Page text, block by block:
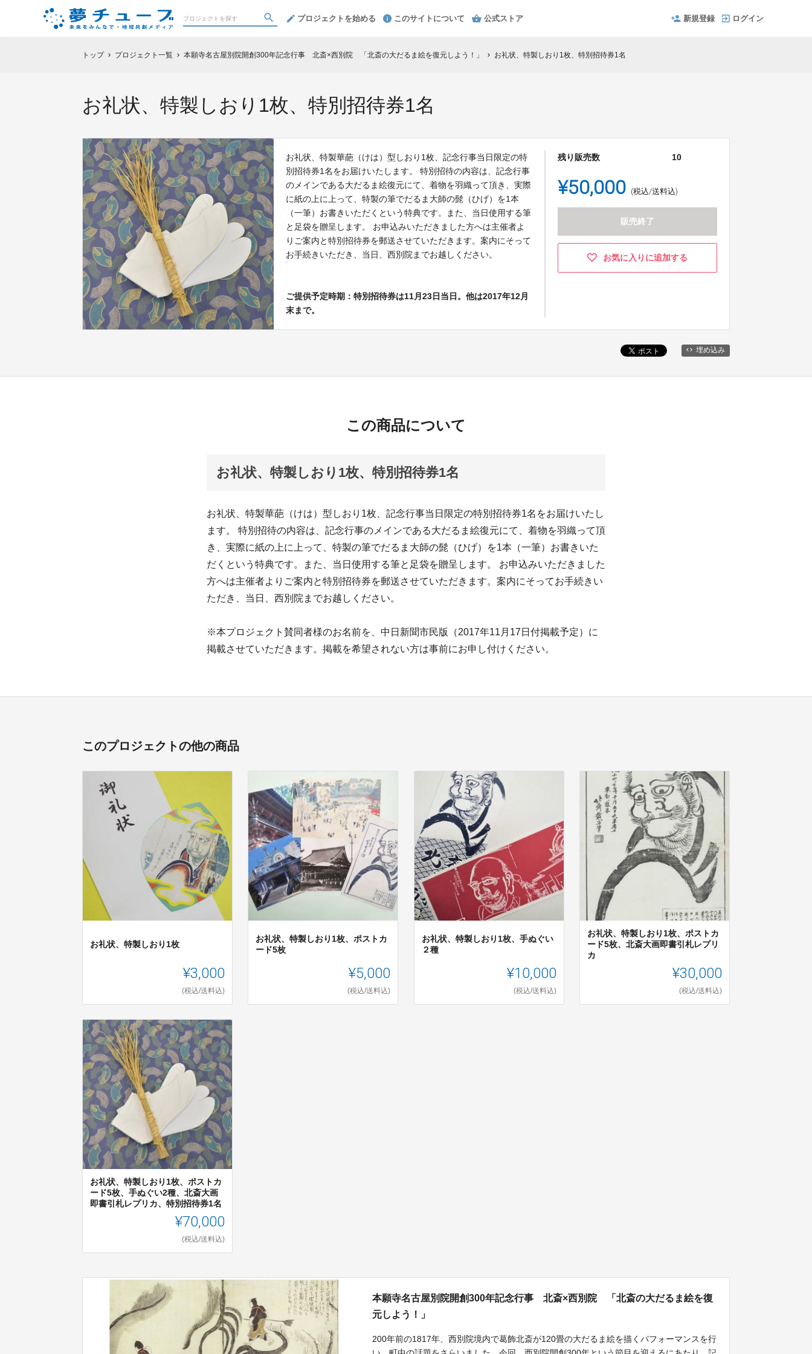
プロジェクトを始める このサイトについて 公式ストア 新規登録 ログイン
トップ chevron_right プロジェクト一覧 chevron_right 本願寺名古屋別院開創300年記念行事 北斎×西別院 「北斎の大だるま絵を復元しよう！」 chevron_right お礼状、特製しおり1枚、特別招待券1名
お礼状、特製しおり1枚、特別招待券1名
お礼状、特製華葩（けは）型しおり1枚、記念行事当日限定の特
別招待券1名をお届けいたします。 特別招待の内容は、記念行事
のメインである大だるま絵復元にて、着物を羽織って頂き、実際
に紙の上に上って、特製の筆でだるま大師の髭（ひげ）を1本
（一筆）お書きいただくという特典です。また、当日使用する筆
と足袋を贈呈します。 お申込みいただきました方へは主催者よ
りご案内と特別招待券を郵送させていただきます。案内にそって
お手続きいただき、当日、西別院までお越しください。
ご提供予定時期：特別招待券は11月23日当日。他は2017年12月
末まで。
残り販売数 10
¥50,000 (税込/送料込)
販売終了
お気に入りに追加する
埋め込み
この商品について
お礼状、特製しおり1枚、特別招待券1名
お礼状、特製華葩（けは）型しおり1枚、記念行事当日限定の特別招待券1名をお届けいたし
ます。 特別招待の内容は、記念行事のメインである大だるま絵復元にて、着物を羽織って頂
き、実際に紙の上に上って、特製の筆でだるま大師の髭（ひげ）を1本（一筆）お書きいた
だくという特典です。また、当日使用する筆と足袋を贈呈します。 お申込みいただきました
方へは主催者よりご案内と特別招待券を郵送させていただきます。案内にそってお手続きい
ただき、当日、西別院までお越しください。
※本プロジェクト賛同者様のお名前を、中日新聞市民版（2017年11月17日付掲載予定）に
掲載させていただきます。掲載を希望されない方は事前にお申し付けください。
このプロジェクトの他の商品
お礼状、特製しおり1枚
¥3,000
(税込/送料込)
お礼状、特製しおり1枚、ポストカ
ード5枚
¥5,000
(税込/送料込)
お礼状、特製しおり1枚、手ぬぐい
２種
¥10,000
(税込/送料込)
お礼状、特製しおり1枚、ポストカ
ード5枚、北斎大画即書引札レプリ
カ
¥30,000
(税込/送料込)
お礼状、特製しおり1枚、ポストカ
ード5枚、手ぬぐい2種、北斎大画
即書引札レプリカ、特別招待券1名
¥70,000
(税込/送料込)
本願寺名古屋別院開創300年記念行事 北斎×西別院 「北斎の大だるま絵を復
元しよう！」
200年前の1817年、西別院境内で葛飾北斎が120畳の大だるま絵を描くパフォーマンスを行